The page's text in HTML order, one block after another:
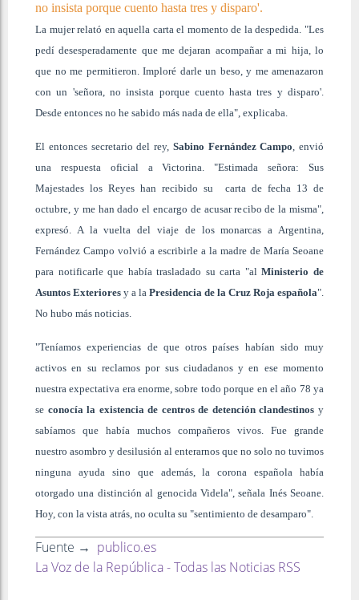
no insista porque cuento hasta tres y disparo'.
La mujer relató en aquella carta el momento de la despedida. "Les
pedí desesperadamente que me dejaran acompañar a mi hija, lo
que no me permitieron. Imploré darle un beso, y me amenazaron
con un 'señora, no insista porque cuento hasta tres y disparo'.
Desde entonces no he sabido más nada de ella", explicaba.
El entonces secretario del rey, Sabino Fernández Campo, envió
una respuesta oficial a Victorina. "Estimada señora: Sus
Majestades los Reyes han recibido su carta de fecha 13 de
octubre, y me han dado el encargo de acusar recibo de la misma",
expresó. A la vuelta del viaje de los monarcas a Argentina,
Fernández Campo volvió a escribirle a la madre de María Seoane
para notificarle que había trasladado su carta "alMinisterio de
Asuntos Exteriores y a la Presidencia de la Cruz Roja española".
No hubo más noticias.
"Teníamos experiencias de que otros países habían sido muy
activos en su reclamos por sus ciudadanos y en ese momento
nuestra expectativa era enorme, sobre todo porque en el año 78 ya
se conocía la existencia de centros de detención clandestinos y
sabíamos que había muchos compañeros vivos. Fue grande
nuestro asombro y desilusión al enterarnos que no solo no tuvimos
ninguna ayuda sino que además, la corona española había
otorgado una distinción al genocida Videla", señala Inés Seoane.
Hoy, con la vista atrás, no oculta su "sentimiento de desamparo".
Fuente → publico.es
La Voz de la República - Todas las Noticias RSS